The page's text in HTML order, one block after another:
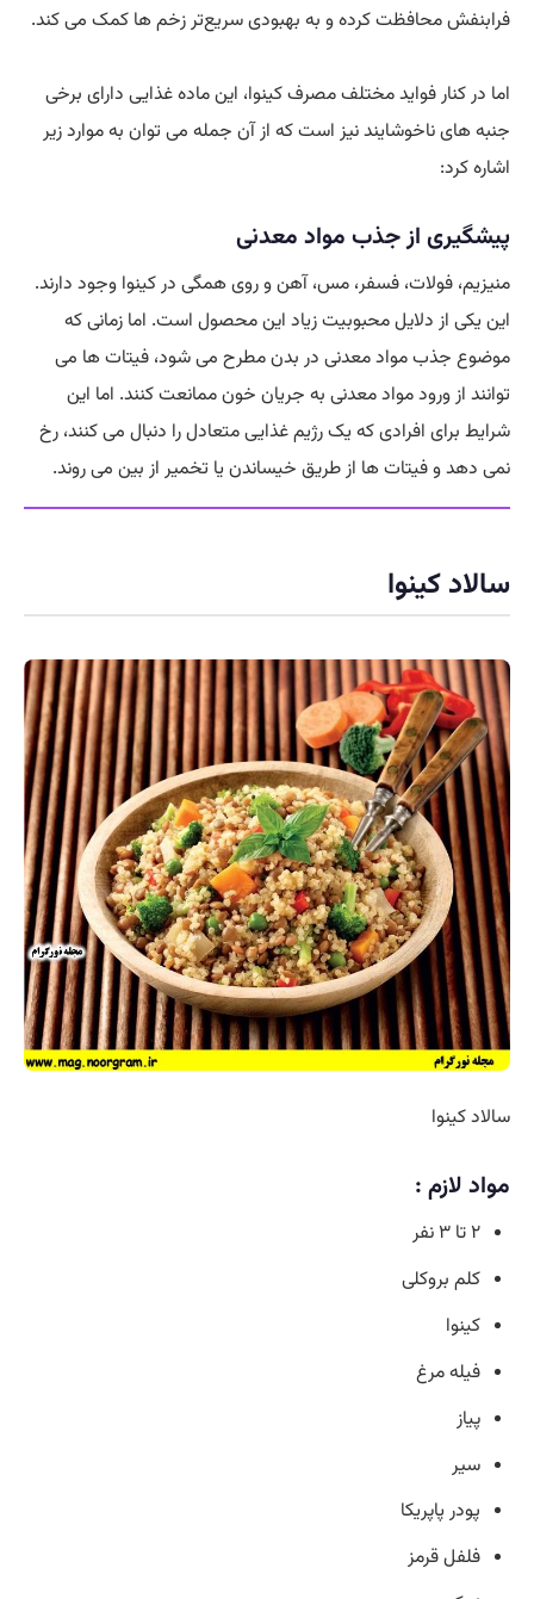
فرابنفش محافظت کرده و به بهبودی سریع‌تر زخم ها کمک می کند.
اما در کنار فواید مختلف مصرف کینوا، این ماده غذایی دارای برخی
جنبه های ناخوشایند نیز است که از آن جمله می توان به موارد زیر
اشاره کرد:
پیشگیری از جذب مواد معدنی
منیزیم، فولات، فسفر، مس، آهن و روی همگی در کینوا وجود دارند.
این یکی از دلایل محبوبیت زیاد این محصول است. اما زمانی که
موضوع جذب مواد معدنی در بدن مطرح می شود، فیتات ها می
توانند از ورود مواد معدنی به جریان خون ممانعت کنند. اما این
شرایط برای افرادی که یک رژیم غذایی متعادل را دنبال می کنند، رخ
نمی دهد و فیتات ها از طریق خیساندن یا تخمیر از بین می روند.
سالاد کینوا
سالاد کینوا
مواد لازم :
۲ تا ۳ نفر
کلم بروکلی
کینوا
فیله مرغ
پیاز
سیر
پودر پاپریکا
فلفل قرمز